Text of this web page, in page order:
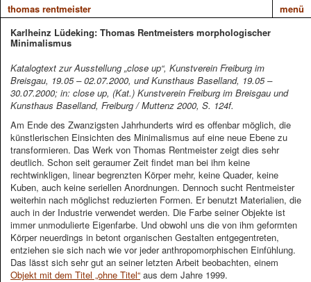
thomas rentmeister
menü
Karlheinz Lüdeking: Thomas Rentmeisters morphologischer
Minimalismus
Katalogtext zur Ausstellung „close up“, Kunstverein Freiburg im
Breisgau, 19.05 – 02.07.2000, und Kunsthaus Baselland, 19.05 –
30.07.2000; in: close up, (Kat.) Kunstverein Freiburg im Breisgau und
Kunsthaus Baselland, Freiburg / Muttenz 2000, S. 124f.
Am Ende des Zwanzigsten Jahrhunderts wird es offenbar möglich, die
künstlerischen Einsichten des Minimalismus auf eine neue Ebene zu
transformieren. Das Werk von Thomas Rentmeister zeigt dies sehr
deutlich. Schon seit geraumer Zeit findet man bei ihm keine
rechtwinkligen, linear begrenzten Körper mehr, keine Quader, keine
Kuben, auch keine seriellen Anordnungen. Dennoch sucht Rentmeister
weiterhin nach möglichst reduzierten Formen. Er benutzt Materialien, die
auch in der Industrie verwendet werden. Die Farbe seiner Objekte ist
immer unmodulierte Eigenfarbe. Und obwohl uns die von ihm geformten
Körper neuerdings in betont organischen Gestalten entgegentreten,
entziehen sie sich nach wie vor jeder anthropomorphischen Einfühlung.
Das lässt sich sehr gut an seiner letzten Arbeit beobachten, einem
Objekt mit dem Titel „ohne Titel“ aus dem Jahre 1999.